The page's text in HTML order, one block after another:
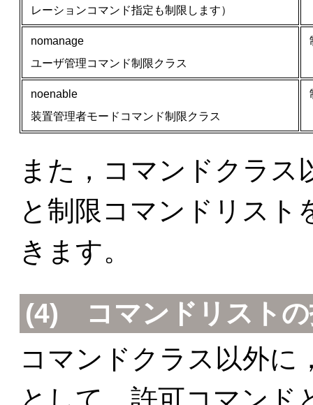
レーションコマンド指定も制限します）
nomanage
ユーザ管理コマンド制限クラス
noenable
装置管理者モードコマンド制限クラス
また，コマンドクラス
と制限コマンドリスト
きます。
(4) コマンドリストの
コマンドクラス以外に